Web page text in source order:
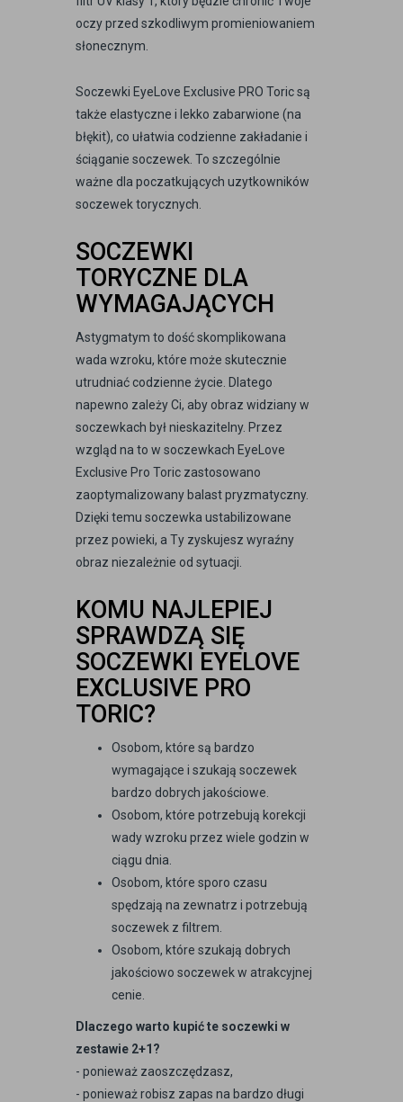
oczy przed szkodliwym promieniowaniem
słonecznym.
Soczewki EyeLove Exclusive PRO Toric są
także elastyczne i lekko zabarwione (na
błękit), co ułatwia codzienne zakładanie i
ściąganie soczewek. To szczególnie
ważne dla poczatkujących uzytkowników
soczewek torycznych.
SOCZEWKI
TORYCZNE DLA
WYMAGAJĄCYCH
Astygmatym to dość skomplikowana
wada wzroku, które może skutecznie
utrudniać codzienne życie. Dlatego
napewno zależy Ci, aby obraz widziany w
soczewkach był nieskazitelny. Przez
wzgląd na to w soczewkach EyeLove
Exclusive Pro Toric zastosowano
zaoptymalizowany balast pryzmatyczny.
Dzięki temu soczewka ustabilizowane
przez powieki, a Ty zyskujesz wyraźny
obraz niezależnie od sytuacji.
KOMU NAJLEPIEJ
SPRAWDZĄ SIĘ
SOCZEWKI EYELOVE
EXCLUSIVE PRO
TORIC?
Osobom, które są bardzo
wymagające i szukają soczewek
bardzo dobrych jakościowe.
Osobom, które potrzebują korekcji
wady wzroku przez wiele godzin w
ciągu dnia.
Osobom, które sporo czasu
spędzają na zewnatrz i potrzebują
soczewek z filtrem.
Osobom, które szukają dobrych
jakościowo soczewek w atrakcyjnej
cenie.
Dlaczego warto kupić te soczewki w
zestawie 2+1?
- ponieważ zaoszczędzasz,
- ponieważ robisz zapas na bardzo długi